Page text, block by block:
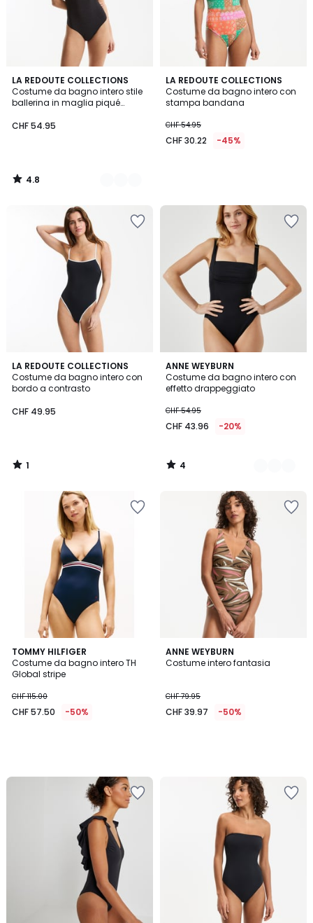
LA REDOUTE COLLECTIONS
Costume da bagno intero stile
ballerina in maglia piqué
CHF 54.95
4.8
/ 5
2
Colori
4.8
/
LA REDOUTE COLLECTIONS
Costume da bagno intero con
stampa bandana
CHF 54.95
CHF 30.22 -45%
LA REDOUTE COLLECTIONS
Costume da bagno intero con
bordo a contrasto
CHF 49.95
1
/
5
1
/
ANNE WEYBURN
Costume da bagno intero con
effetto drappeggiato
CHF 54.95
CHF 43.96 -20%
4
/
5
2
Colori
4
/
TOMMY HILFIGER
Costume da bagno intero TH
Global stripe
CHF 115.00
CHF 57.50 -50%
ANNE WEYBURN
Costume intero fantasia
CHF 79.95
CHF 39.97 -50%